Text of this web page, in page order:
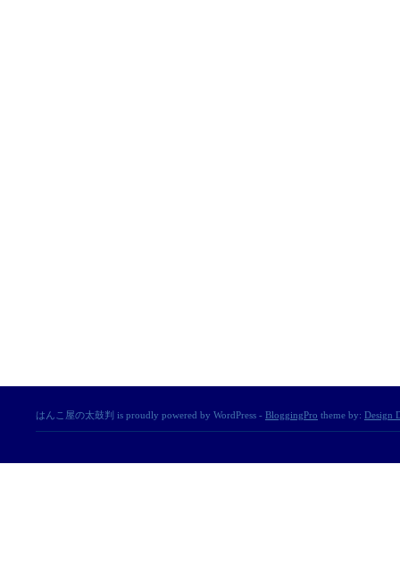
はんこ屋の太鼓判 is proudly powered by WordPress - BloggingPro theme by: Design